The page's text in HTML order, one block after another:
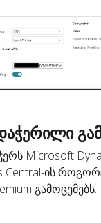
Microsoft
Central-ის
გამოცემებს.